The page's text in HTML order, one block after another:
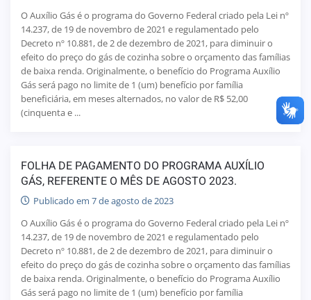
O Auxílio Gás é o programa do Governo Federal criado pela Lei nº
14.237, de 19 de novembro de 2021 e regulamentado pelo
Decreto nº 10.881, de 2 de dezembro de 2021, para diminuir o
efeito do preço do gás de cozinha sobre o orçamento das famílias
de baixa renda. Originalmente, o benefício do Programa Auxílio
Gás será pago no limite de 1 (um) benefício por família
beneficiária, em meses alternados, no valor de R$ 52,00
(cinquenta e ...
FOLHA DE PAGAMENTO DO PROGRAMA AUXÍLIO
GÁS, REFERENTE O MÊS DE AGOSTO 2023.
Publicado em 7 de agosto de 2023
O Auxílio Gás é o programa do Governo Federal criado pela Lei nº
14.237, de 19 de novembro de 2021 e regulamentado pelo
Decreto nº 10.881, de 2 de dezembro de 2021, para diminuir o
efeito do preço do gás de cozinha sobre o orçamento das famílias
de baixa renda. Originalmente, o benefício do Programa Auxílio
Gás será pago no limite de 1 (um) benefício por família